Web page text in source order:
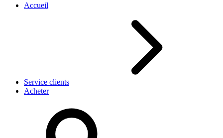
Accueil
Service clients
Acheter